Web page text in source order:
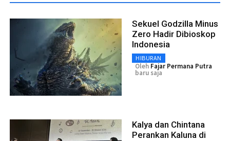
Sekuel Godzilla Minus
Zero Hadir Dibioskop
Indonesia
HIBURAN
Oleh Fajar Permana Putra
baru saja
Kalya dan Chintana
Perankan Kaluna di